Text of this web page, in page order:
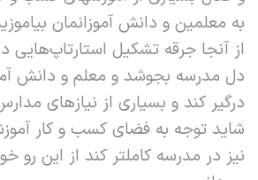
به معلمین و دانش آموزانمان
از آنجا جرقه تشکیل استارتاپ‌هایی
دل مدرسه بجوشد و معلم و دانش
درگیر کند و بسیاری از نیازهای
شاید توجه به فضای کسب و کار
نیز در مدرسه کاملتر کند از این رو